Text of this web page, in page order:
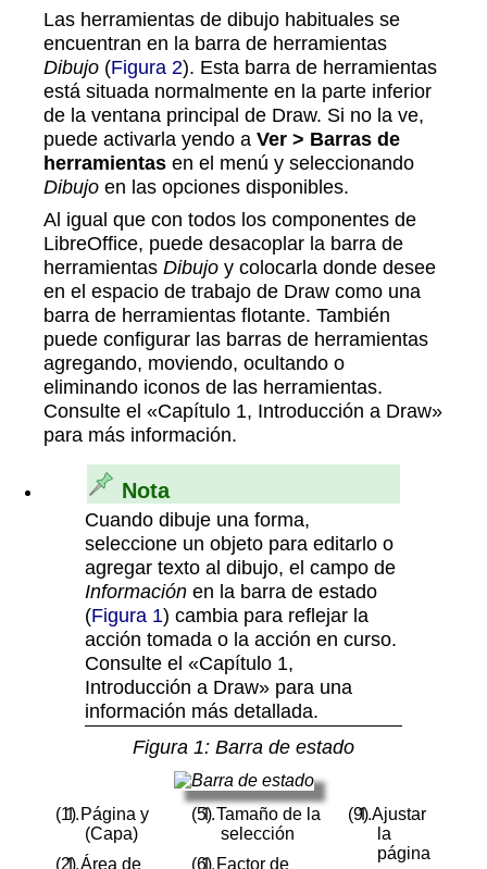
Las herramientas de dibujo habituales se
encuentran en la barra de herramientas
Dibujo (Figura 2). Esta barra de herramientas
está situada normalmente en la parte inferior
de la ventana principal de Draw. Si no la ve,
puede activarla yendo a Ver > Barras de
herramientas en el menú y seleccionando
Dibujo en las opciones disponibles.
Al igual que con todos los componentes de
LibreOffice, puede desacoplar la barra de
herramientas Dibujo y colocarla donde desee
en el espacio de trabajo de Draw como una
barra de herramientas flotante. También
puede configurar las barras de herramientas
agregando, moviendo, ocultando o
eliminando iconos de las herramientas.
Consulte el «Capítulo 1, Introducción a Draw»
para más información.
Nota
Cuando dibuje una forma,
seleccione un objeto para editarlo o
agregar texto al dibujo, el campo de
Informaciónen la barra de estado
(Figura 1) cambia para reflejar la
acción tomada o la acción en curso.
Consulte el «Capítulo 1,
Introducción a Draw» para una
información más detallada.
Figura 1: Barra de estado
Página y
(Capa)
Área de
Tamaño de la
selección
Factor de
Ajustar
la
página